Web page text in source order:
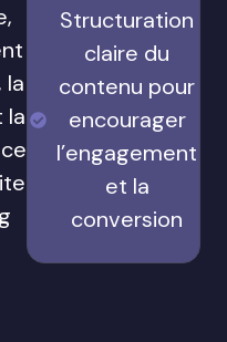
la
la
Structuration
claire du
contenu pour
encourager
l’engagement
et la
conversion